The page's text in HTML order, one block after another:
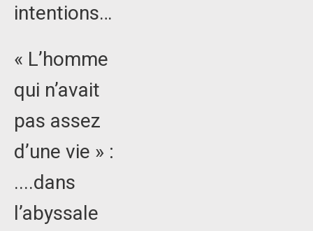
intentions…
« L’homme
qui n’avait
pas assez
d’une vie » :
....dans
l’abyssale